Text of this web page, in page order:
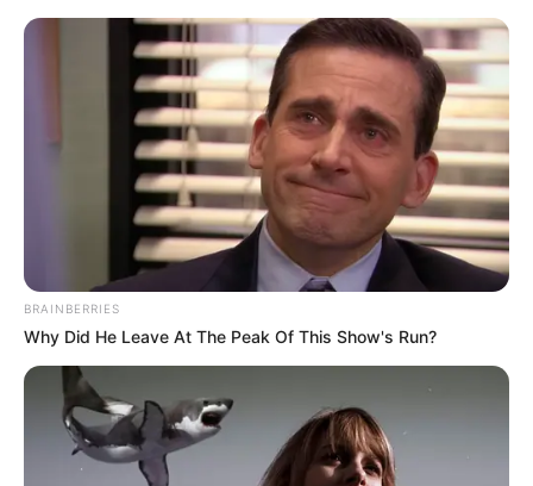
Перейти
Groza-news.info
Громада Закарпаття
Місяць:
BRAINBERRIES
Why Did He Leave At The Peak Of This Show's Run?